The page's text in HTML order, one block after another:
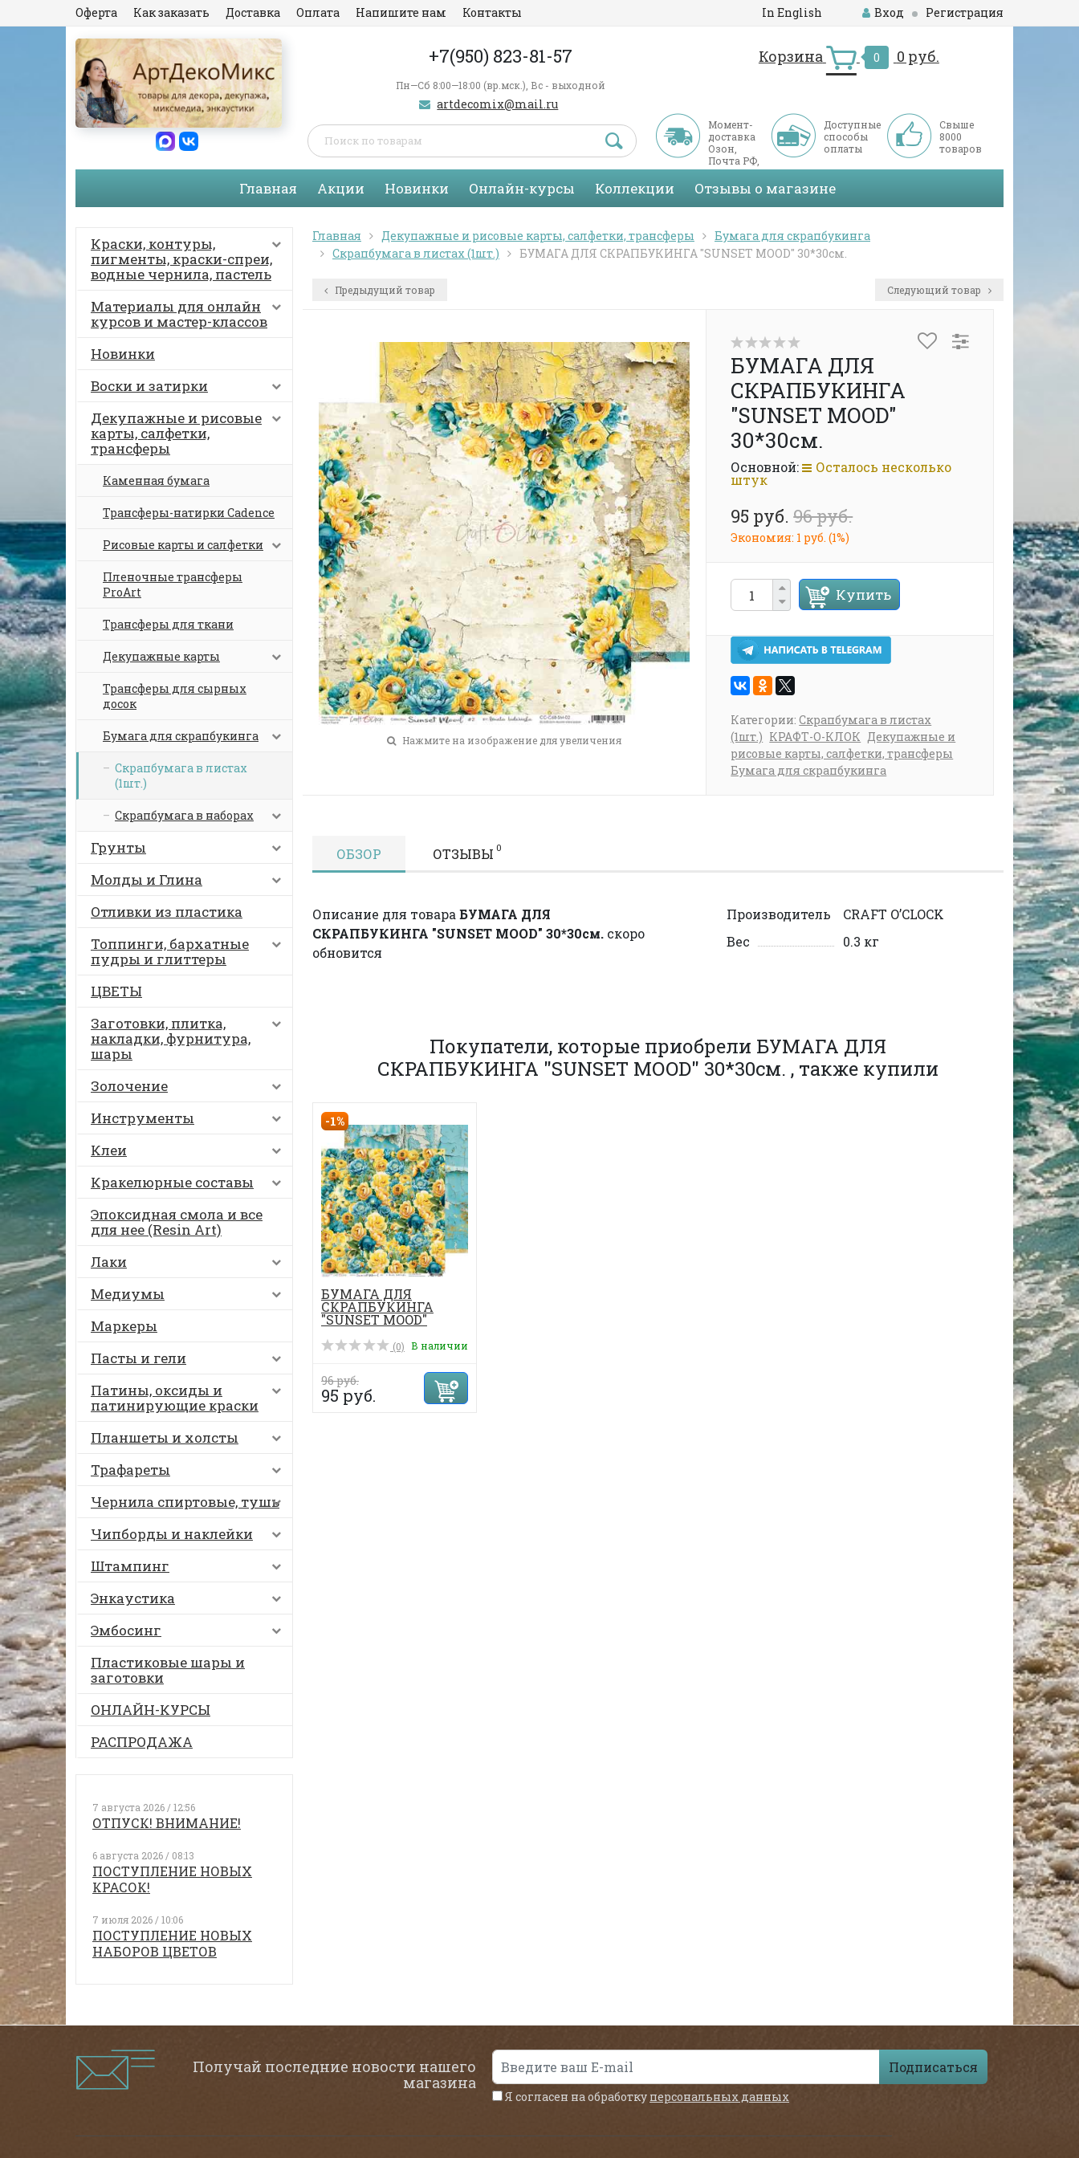
Оферта Как заказать Доставка Оплата Напишите нам Контакты In English Вход Регистрация
+7(950) 823-81-57
Пн—Сб 8:00—18:00 (вр.мск.), Вс - выходной
artdecomix@mail.ru
Корзина 0 0 руб.
Момент-
доставка
Озон,
Почта РФ,
СДЭК
Доступные
способы
оплаты
Свыше
8000
товаров
Главная Акции Новинки Онлайн-курсы Коллекции Отзывы о магазине
Краски, контуры,
пигменты, краски-спреи,
водные чернила, пастель
Материалы для онлайн
курсов и мастер-классов
Новинки
Воски и затирки
Декупажные и рисовые
карты, салфетки,
трансферы
Каменная бумага
Трансферы-натирки Cadence
Рисовые карты и салфетки
Пленочные трансферы
ProArt
Трансферы для ткани
Декупажные карты
Трансферы для сырных
досок
Бумага для скрапбукинга
Скрапбумага в листах
(1шт.)
Скрапбумага в наборах
Грунты
Молды и Глина
Отливки из пластика
Топпинги, бархатные
пудры и глиттеры
ЦВЕТЫ
Заготовки, плитка,
накладки, фурнитура,
шары
Золочение
Инструменты
Клеи
Кракелюрные составы
Эпоксидная смола и все
для нее (Resin Art)
Лаки
Медиумы
Маркеры
Пасты и гели
Патины, оксиды и
патинирующие краски
Планшеты и холсты
Трафареты
Чернила спиртовые, тушь
Чипборды и наклейки
Штампинг
Энкаустика
Эмбосинг
Пластиковые шары и
заготовки
ОНЛАЙН-КУРСЫ
РАСПРОДАЖА
7 августа 2026 / 12:56
ОТПУСК! ВНИМАНИЕ!
6 августа 2026 / 08:13
ПОСТУПЛЕНИЕ НОВЫХ
КРАСОК!
7 июля 2026 / 10:06
ПОСТУПЛЕНИЕ НОВЫХ
НАБОРОВ ЦВЕТОВ
Главная Декупажные и рисовые карты, салфетки, трансферы
Бумага для скрапбукинга
Скрапбумага в листах (1шт.)
БУМАГА ДЛЯ СКРАПБУКИНГА "SUNSET MOOD" 30*30см.
Предыдущий товар Следующий товар
Нажмите на изображение для увеличения
БУМАГА ДЛЯ
СКРАПБУКИНГА
"SUNSET MOOD"
30*30см.
Основной: Осталось несколько
штук
95 руб. 96 руб.
Экономия: 1 руб. (1%)
Купить
Категории:Скрапбумага в листах
(1шт.) КРАФТ-О-КЛОК Декупажные и
рисовые карты, салфетки, трансферы
Бумага для скрапбукинга
ОБЗОР ОТЗЫВЫ 0
Описание для товара БУМАГА ДЛЯ
СКРАПБУКИНГА "SUNSET MOOD" 30*30см. скоро
обновится
Производитель
CRAFT O’CLOCK
Вес
0.3 кг
Покупатели, которые приобрели БУМАГА ДЛЯ
СКРАПБУКИНГА "SUNSET MOOD" 30*30см. , также купили
-1%
БУМАГА ДЛЯ
СКРАПБУКИНГА
"SUNSET MOOD"
(0) В наличии
96 руб.
95 руб.
Получай последние новости нашего
магазина
Подписаться
Я согласен на обработку персональных данных